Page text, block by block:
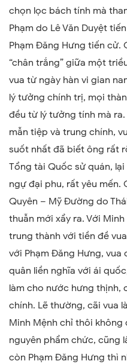
chọn lọc bách tính mà
Phạm do Lê Văn Duyệt
Phạm Đăng Hưng tiến cử.
“chân trắng” giữa một
vua từ ngày hàn vi gian
lý tưởng chính trị, mọi
đều từ lý tưởng tính mà
mẫn tiệp và trung chính,
suốt nhất đã biết ông rất
Tổng tài Quốc sử quán,
ngự đại phu, rất yêu mến.
Quyên – Mỹ Đường do
thuẫn mới xẩy ra. Với
trung thành với tiền đề
với Phạm Đăng Hưng, vua
quân liền nghĩa với ái
làm cho nước hưng thịnh,
chính. Lẽ thường, cãi vua
Minh Mệnh chỉ thôi không
nguyên phẩm chức, cũng
còn Phạm Đăng Hưng thì